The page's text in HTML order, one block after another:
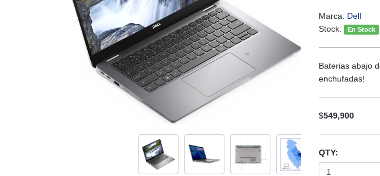
Marca: Dell
Stock:
En Stock
Baterias abajo
enchufadas!
$549,900
QTY: